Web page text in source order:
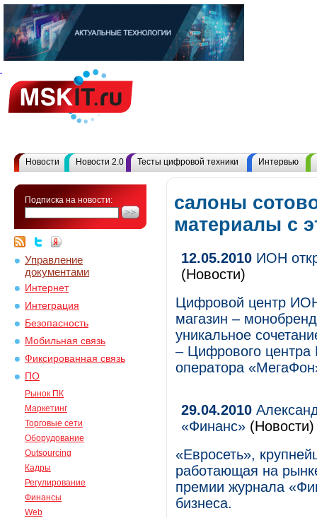
Новости Новости 2.0 Тесты цифровой техники Интервью
Подписка на новости:
Управление
документами
Интернет
Интеграция
Безопасность
Мобильная связь
Фиксированная связь
ПО
Рынок ПК
Маркетинг
Торговые сети
Оборудование
Outsourcing
Кадры
Регулирование
Финансы
Web
салоны
материалы с
12.05.2010 ИОН
(Новости)
Цифровой центр
магазин –
уникальное
– Цифрового центра
оператора
29.04.2010
«Финанс» (Новости)
«Евросеть»,
работающая на
премии журнала
бизнеса.